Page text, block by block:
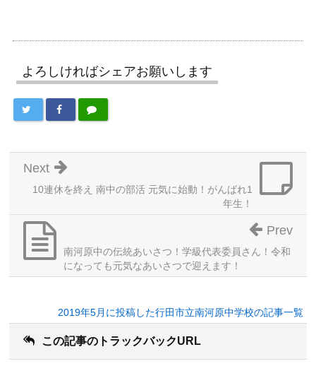
よろしければシェアお願いします
10連休を終え 南中の部活 元気に始動！がんばれ1
年生！
Next
南河原中の伝統あいさつ！学級代表委員さん！令和
になっても元気なあいさつで迎えます！
Prev
2019年5月に投稿した行田市立南河原中学校の記事一覧
この記事のトラックバックURL